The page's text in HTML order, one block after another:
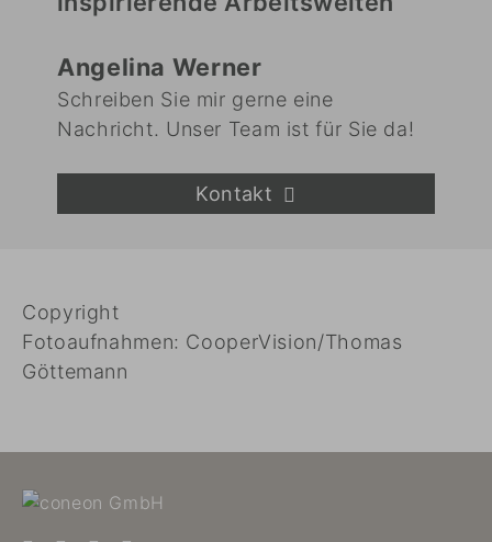
Angelina Werner
Schreiben Sie mir gerne eine
Nachricht. Unser Team ist für Sie da!
Kontakt
Copyright
Fotoaufnahmen: CooperVision/Thomas
Göttemann